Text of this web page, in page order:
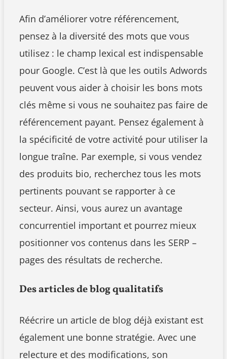
Afin d’améliorer votre référencement,
pensez à la diversité des mots que vous
utilisez : le champ lexical est indispensable
pour Google. C’est là que les outils Adwords
peuvent vous aider à choisir les bons mots
clés même si vous ne souhaitez pas faire de
référencement payant. Pensez également à
la spécificité de votre activité pour utiliser la
longue traîne. Par exemple, si vous vendez
des produits bio, recherchez tous les mots
pertinents pouvant se rapporter à ce
secteur. Ainsi, vous aurez un avantage
concurrentiel important et pourrez mieux
positionner vos contenus dans les SERP –
pages des résultats de recherche.
Des articles de blog qualitatifs
Réécrire un article de blog déjà existant est
également une bonne stratégie. Avec une
relecture et des modifications, son